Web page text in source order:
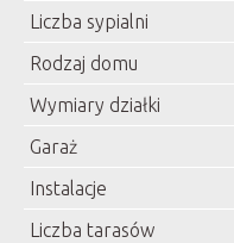
Liczba sypialni
Rodzaj domu
Wymiary działki
Garaż
Instalacje
Liczba tarasów